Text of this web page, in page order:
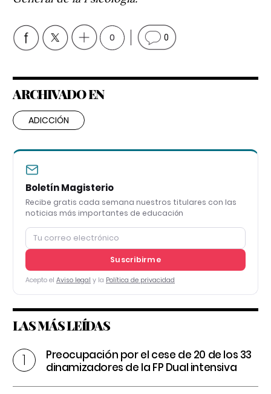
0 0
ARCHIVADO EN
ADICCIÓN
Boletín Magisterio
Recibe gratis cada semana nuestros titulares con las
noticias más importantes de educación
Suscribirme
Acepto el Aviso legal y la Política de privacidad
LAS MÁS LEÍDAS
Preocupación por el cese de 20 de los 33
dinamizadores de la FP Dual intensiva